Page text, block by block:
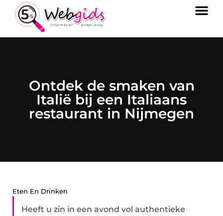
Ontdek de smaken van
Italië bij een Italiaans
restaurant in Nijmegen
Eten En Drinken
Heeft u zin in een avond vol authentieke